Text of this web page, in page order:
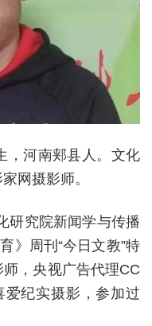
，河南郏县人。文化
网摄影师。
研究院新闻学与传播
》周刊“今日文教”特
，央视广告代理CC
纪实摄影，参加过